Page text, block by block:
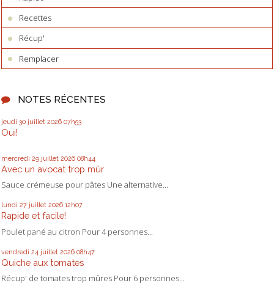
Recettes
Récup'
Remplacer
NOTES RÉCENTES
jeudi 30 juillet 2026 07h53
Oui!
mercredi 29 juillet 2026 08h44
Avec un avocat trop mûr
Sauce crémeuse pour pâtes Une alternative...
lundi 27 juillet 2026 12h07
Rapide et facile!
Poulet pané au citron Pour 4 personnes...
vendredi 24 juillet 2026 08h47
Quiche aux tomates
Récup' de tomates trop mûres Pour 6 personnes...